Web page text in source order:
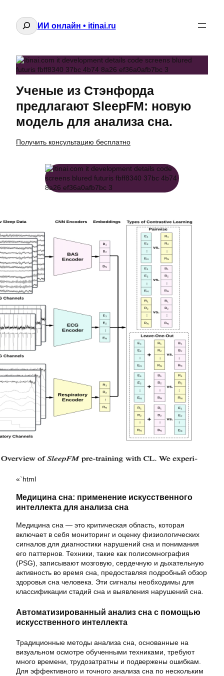
Поиск
ИИ онлайн • itinai.ru
Ученые из Стэнфорда
предлагают SleepFM: новую
модель для анализа сна.
Получить консультацию бесплатно
«`html
Медицина сна: применение искусственного
интеллекта для анализа сна
Медицина сна — это критическая область, которая
включает в себя мониторинг и оценку физиологических
сигналов для диагностики нарушений сна и понимания
его паттернов. Техники, такие как полисомнография
(PSG), записывают мозговую, сердечную и дыхательную
активность во время сна, предоставляя подробный обзор
здоровья сна человека. Эти сигналы необходимы для
классификации стадий сна и выявления нарушений сна.
Автоматизированный анализ сна с помощью
искусственного интеллекта
Традиционные методы анализа сна, основанные на
визуальном осмотре обученными техниками, требуют
много времени, трудозатратны и подвержены ошибкам.
Для эффективного и точного анализа сна по нескольким